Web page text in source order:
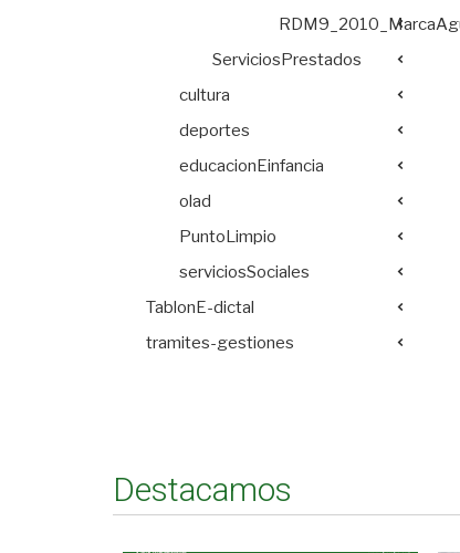
ServiciosPrestados
cultura
deportes
educacionEinfancia
olad
PuntoLimpio
serviciosSociales
TablonE-dictal
tramites-gestiones
Destacamos